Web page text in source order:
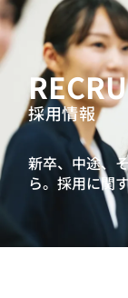
採用情報
新卒、中途、
ら。採用に関